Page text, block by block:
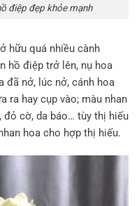
điệp đẹp khỏe mạnh
hữu quá nhiều cành
hồ điệp trở lên, nụ hoa
đã nở, lúc nở, cánh hoa
ra hay cụp vào; màu nhan
cờ, da báo… tùy thị hiếu
hoa cho hợp thị hiếu.